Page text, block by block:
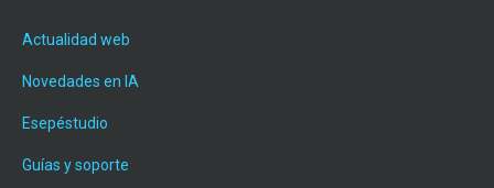
Actualidad web
Novedades en IA
Esepéstudio
Guías y soporte